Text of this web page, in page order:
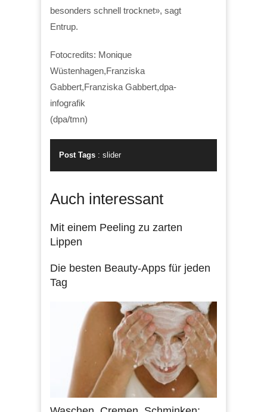
besonders schnell trocknet», sagt
Entrup.
Fotocredits: Monique
Wüstenhagen,Franziska
Gabbert,Franziska Gabbert,dpa-
infografik
(dpa/tmn)
Post Tags : slider
Auch interessant
Mit einem Peeling zu zarten
Lippen
Die besten Beauty-Apps für jeden
Tag